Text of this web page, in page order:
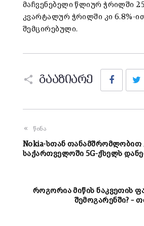
მაჩვენებელი წლიურ ჭრილში
კვარტალურ ჭრილში კი 6.8%-
შემცირებული.
გააზიარე
წინა
Nokia-სთან თანამშრომლობით
საქართველოში 5G-ქსელს
როგორია მიწის ნაკვეთის
შემოგარენში? –